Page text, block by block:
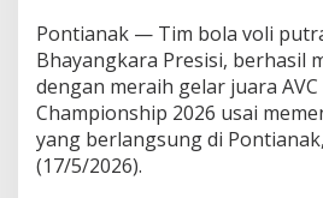
b
C
h
a
m
p
Pontianak — Tim bola voli
Bhayangkara Presisi, berhasil
dengan meraih gelar juara AVC
Championship 2026 usai
yang berlangsung di
(17/5/2026).